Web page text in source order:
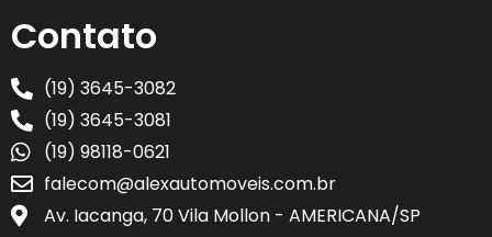
Contato
(19) 3645-3082
(19) 3645-3081
(19) 98118-0621
falecom@alexautomoveis.com.br
Av. Iacanga, 70 Vila Mollon - AMERICANA/SP